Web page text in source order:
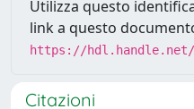
Utilizza questo
link a questo
https://hdl.handle.net/
Citazioni